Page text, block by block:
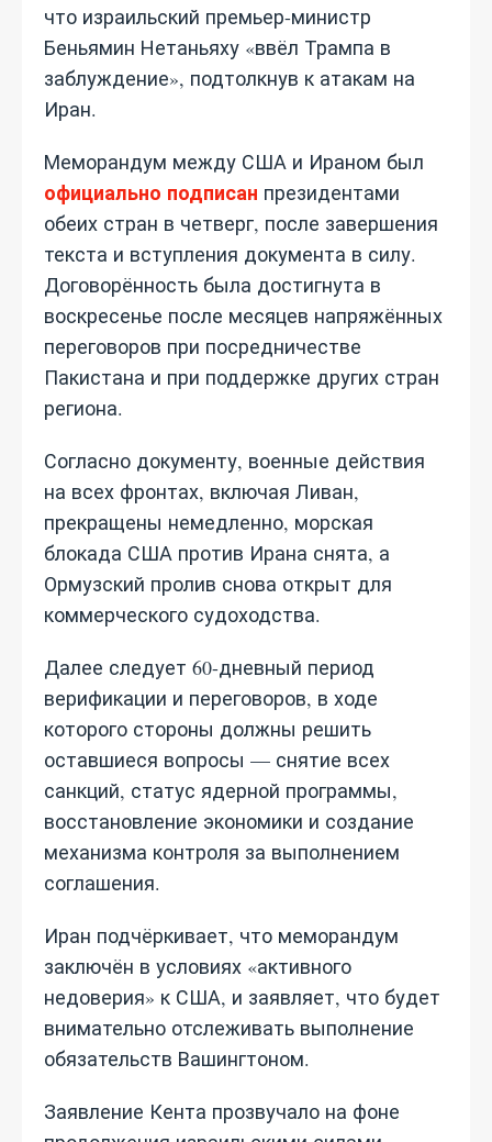
что израильский премьер-министр
Беньямин Нетаньяху «ввёл Трампа в
заблуждение», подтолкнув к атакам на
Иран.
Меморандум между США и Ираном был
официально подписан президентами
обеих стран в четверг, после завершения
текста и вступления документа в силу.
Договорённость была достигнута в
воскресенье после месяцев напряжённых
переговоров при посредничестве
Пакистана и при поддержке других стран
региона.
Согласно документу, военные действия
на всех фронтах, включая Ливан,
прекращены немедленно, морская
блокада США против Ирана снята, а
Ормузский пролив снова открыт для
коммерческого судоходства.
Далее следует 60-дневный период
верификации и переговоров, в ходе
которого стороны должны решить
оставшиеся вопросы — снятие всех
санкций, статус ядерной программы,
восстановление экономики и создание
механизма контроля за выполнением
соглашения.
Иран подчёркивает, что меморандум
заключён в условиях «активного
недоверия» к США, и заявляет, что будет
внимательно отслеживать выполнение
обязательств Вашингтоном.
Заявление Кента прозвучало на фоне